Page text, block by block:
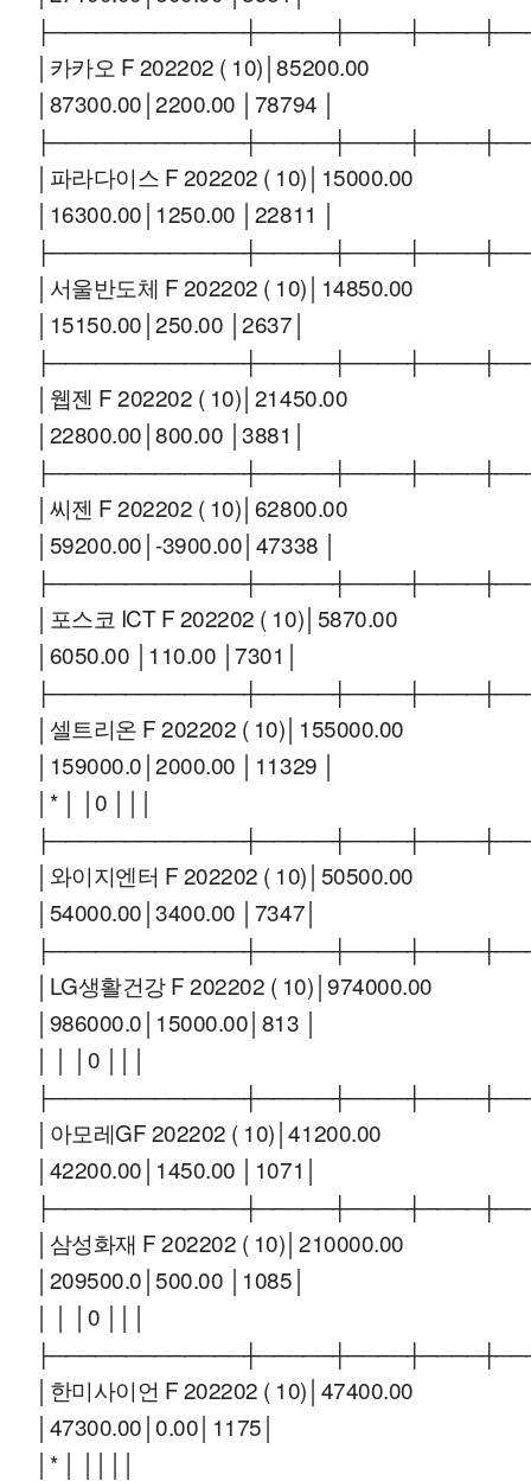
│카카오 F 202202 ( 10)│85200.00
│87300.00│2200.00 │78794 │
│파라다이스 F 202202 ( 10)│15000.00
│16300.00│1250.00 │22811 │
│서울반도체 F 202202 ( 10)│14850.00
│15150.00│250.00 │2637│
│웹젠 F 202202 ( 10)│21450.00
│22800.00│800.00 │3881│
│씨젠 F 202202 ( 10)│62800.00
│59200.00│-3900.00│47338 │
│포스코 ICT F 202202 ( 10)│5870.00
│6050.00 │110.00 │7301│
│셀트리온 F 202202 ( 10)│155000.00
│159000.0│2000.00 │11329 │
│* │ │0 │││
│와이지엔터 F 202202 ( 10)│50500.00
│54000.00│3400.00 │7347│
│LG생활건강 F 202202 ( 10)│974000.00
│986000.0│15000.00│813 │
│ │ │0 │││
│아모레GF 202202 ( 10)│41200.00
│42200.00│1450.00 │1071│
│삼성화재 F 202202 ( 10)│210000.00
│209500.0│500.00 │1085│
│ │ │0 │││
│한미사이언 F 202202 ( 10)│47400.00
│47300.00│0.00│1175│
│* │ ││││